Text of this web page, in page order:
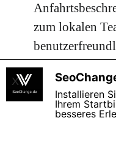
zum lokalen
essenziell.
●
Lokale
Backlinks:
Installieren
Ihrem
besseres
X